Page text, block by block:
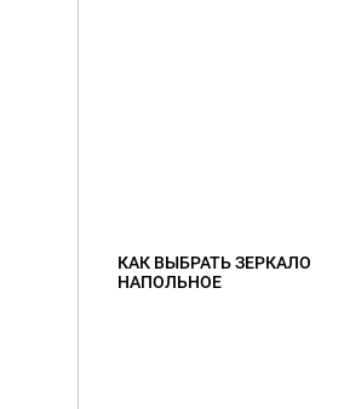
КАК ВЫБРАТЬ ЗЕРКАЛО
НАПОЛЬНОЕ